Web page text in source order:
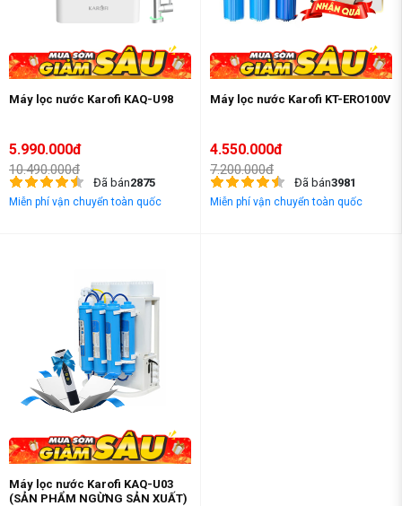
Máy lọc nước Karofi KAQ-U98
5.990.000đ
10.490.000đ
Đã bán2875
Miễn phí vận chuyển toàn quốc
Máy lọc nước Karofi KT-ERO100V
4.550.000đ
7.200.000đ
Đã bán3981
Miễn phí vận chuyển toàn quốc
Máy lọc nước Karofi KAQ-U03
(SẢN PHẨM NGỪNG SẢN XUẤT)